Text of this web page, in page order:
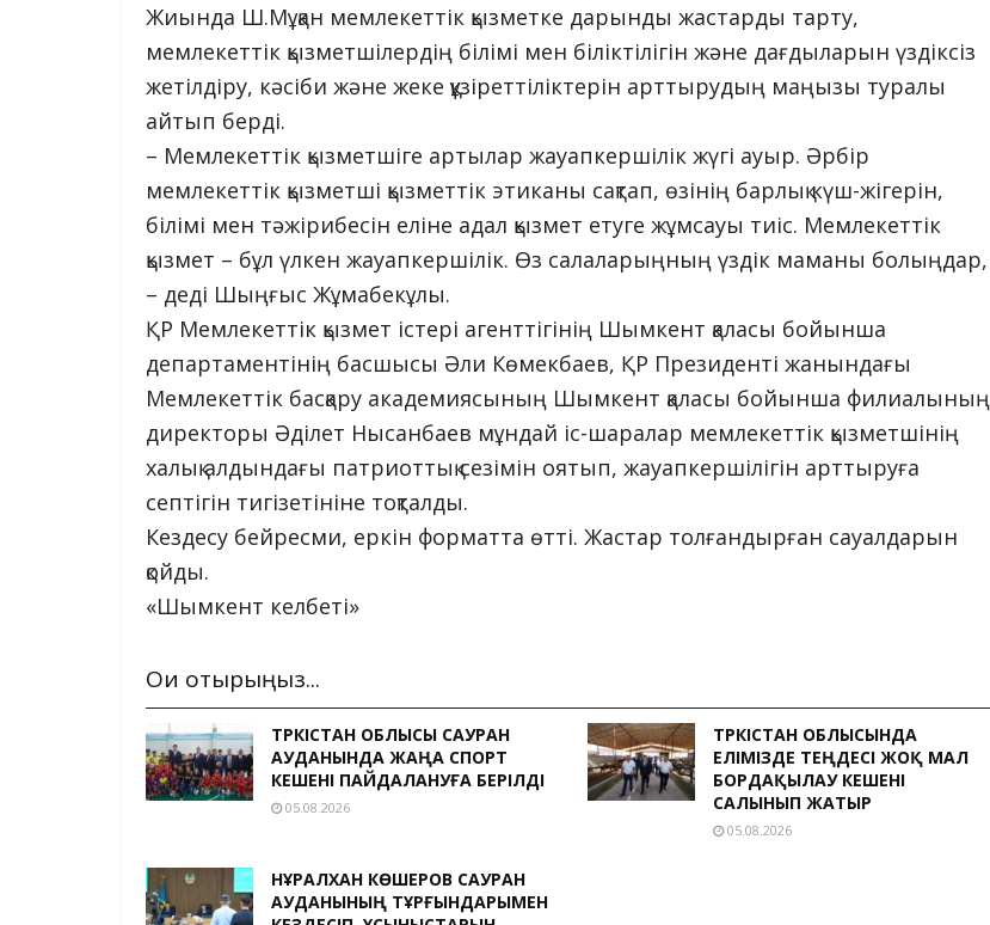
Жиында Ш.Мұқан мемлекеттік қызметке дарынды жастарды тарту,
мемлекеттік қызметшілердің білімі мен біліктілігін және дағдыларын үздіксіз
жетілдіру, кәсіби және жеке құзіреттіліктерін арттырудың маңызы туралы
айтып берді.
– Мемлекеттік қызметшіге артылар жауапкершілік жүгі ауыр. Әрбір
мемлекеттік қызметші қызметтік этиканы сақтап, өзінің барлық күш-жігерін,
білімі мен тәжірибесін еліне адал қызмет етуге жұмсауы тиіс. Мемлекеттік
қызмет – бұл үлкен жауапкершілік. Өз салаларыңның үздік маманы болыңдар,
– деді Шыңғыс Жұмабекұлы.
ҚР Мемлекеттік қызмет істері агенттігінің Шымкент қаласы бойынша
департаментінің басшысы Әли Көмекбаев, ҚР Президенті жанындағы
Мемлекеттік басқару академиясының Шымкент қаласы бойынша филиалының
директоры Әділет Нысанбаев мұндай іс-шаралар мемлекеттік қызметшінің
халық алдындағы патриоттық сезімін оятып, жауапкершілігін арттыруға
септігін тигізетініне тоқталды.
Кездесу бейресми, еркін форматта өтті. Жастар толғандырған сауалдарын
қойды.
«Шымкент келбеті»
Оқи отырыңыз...
ТҮРКІСТАН ОБЛЫСЫ САУРАН
АУДАНЫНДА ЖАҢА СПОРТ
КЕШЕНІ ПАЙДАЛАНУҒА БЕРІЛДІ
05.08.2026
ТҮРКІСТАН ОБЛЫСЫНДА
ЕЛІМІЗДЕ ТЕҢДЕСІ ЖОҚ МАЛ
БОРДАҚЫЛАУ КЕШЕНІ
САЛЫНЫП ЖАТЫР
05.08.2026
НҰРАЛХАН КӨШЕРОВ САУРАН
АУДАНЫНЫҢ ТҰРҒЫНДАРЫМЕН